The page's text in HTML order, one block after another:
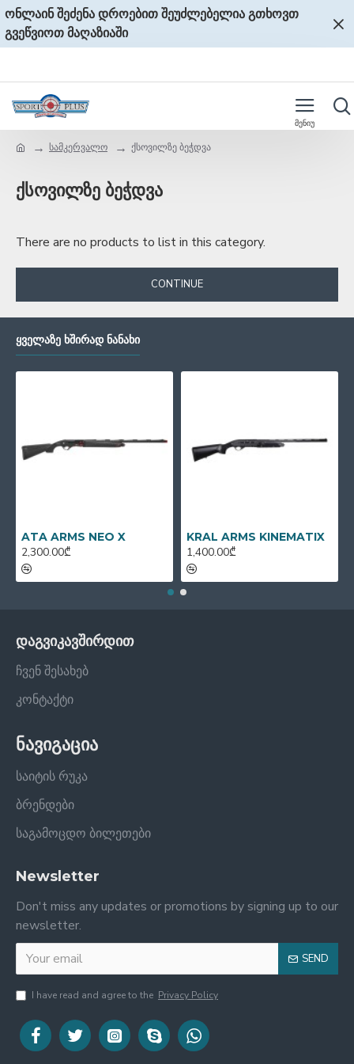
ონლაინ შეძენა დროებით შეუძლებელია გთხოვთ
გვეწვიოთ მაღაზიაში
სამკერვალო ქსოვილზე ბეჭდვა
ქსოვილზე ბეჭდვა
There are no products to list in this category.
CONTINUE
ᲧᲕᲔᲚᲐᲖᲔ ᲮᲨᲘᲠᲐᲓ ᲜᲐᲜᲐᲮᲘ
ATA ARMS NEO X
2,300.00₾
KRAL ARMS KINEMATIX
1,400.00₾
დაგვიკავშირდით
ჩვენ შესახებ
კონტაქტი
ნავიგაცია
საიტის რუკა
ბრენდები
საგამოცდო ბილეთები
Newsletter
Don't miss any updates or promotions by signing up to our
newsletter.
SEND
I have read and agree to the Privacy Policy